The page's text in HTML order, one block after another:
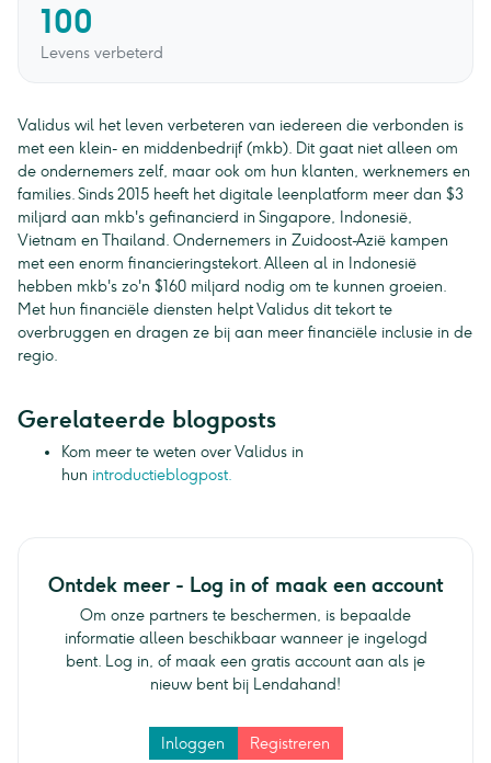
100
Levens verbeterd
Validus wil het leven verbeteren van iedereen die verbonden is
met een klein- en middenbedrijf (mkb). Dit gaat niet alleen om
de ondernemers zelf, maar ook om hun klanten, werknemers en
families. Sinds 2015 heeft het digitale leenplatform meer dan $3
miljard aan mkb's gefinancierd in Singapore, Indonesië,
Vietnam en Thailand. Ondernemers in Zuidoost-Azië kampen
met een enorm financieringstekort. Alleen al in Indonesië
hebben mkb's zo'n $160 miljard nodig om te kunnen groeien.
Met hun financiële diensten helpt Validus dit tekort te
overbruggen en dragen ze bij aan meer financiële inclusie in de
regio.
Gerelateerde blogposts
Kom meer te weten over Validus in
hun introductieblogpost.
Ontdek meer - Log in of maak een account
Om onze partners te beschermen, is bepaalde
informatie alleen beschikbaar wanneer je ingelogd
bent. Log in, of maak een gratis account aan als je
nieuw bent bij Lendahand!
Inloggen Registreren